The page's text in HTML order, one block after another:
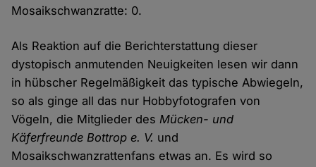
Mosaikschwanzratte: 0.
Als Reaktion auf die Berichterstattung dieser
dystopisch anmutenden Neuigkeiten lesen wir dann
in hübscher Regelmäßigkeit das typische Abwiegeln,
so als ginge all das nur Hobbyfotografen von
Vögeln, die Mitglieder desMücken- und
Käferfreunde Bottrop e. V. und
Mosaikschwanzrattenfans etwas an. Es wird so